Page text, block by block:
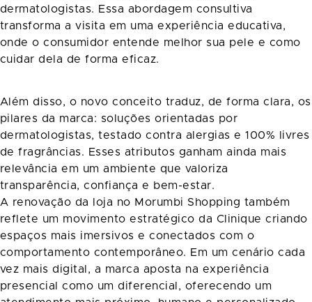
dermatologistas. Essa abordagem consultiva
transforma a visita em uma experiência educativa,
onde o consumidor entende melhor sua pele e como
cuidar dela de forma eficaz.
Além disso, o novo conceito traduz, de forma clara, os
pilares da marca: soluções orientadas por
dermatologistas, testado contra alergias e 100% livres
de fragrâncias. Esses atributos ganham ainda mais
relevância em um ambiente que valoriza
transparência, confiança e bem-estar.
A renovação da loja no Morumbi Shopping também
reflete um movimento estratégico da Clinique criando
espaços mais imersivos e conectados com o
comportamento contemporâneo. Em um cenário cada
vez mais digital, a marca aposta na experiência
presencial como um diferencial, oferecendo um